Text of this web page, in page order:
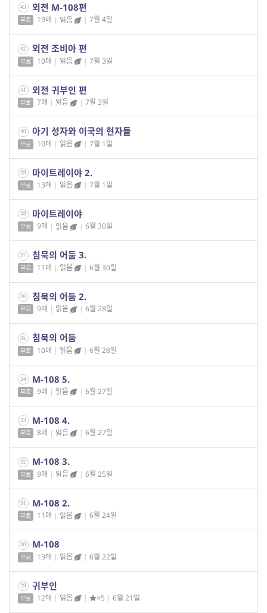
43 외전 M-108편
무료 19매 | 읽음 | 7월 4일
42 외전 조비아 편
무료 10매 | 읽음 | 7월 3일
41 외전 귀부인 편
무료 7매 | 읽음 | 7월 3일
40 아기 성자와 이국의 현자들
무료 10매 | 읽음 | 7월 1일
39 마이트레이야 2.
무료 13매 | 읽음 | 7월 1일
38 마이트레이야
무료 9매 | 읽음 | 6월 30일
37 침묵의 어둠 3.
무료 11매 | 읽음 | 6월 30일
36 침묵의 어둠 2.
무료 9매 | 읽음 | 6월 28일
35 침묵의 어둠
무료 10매 | 읽음 | 6월 28일
34 M-108 5.
무료 9매 | 읽음 | 6월 27일
33 M-108 4.
무료 8매 | 읽음 | 6월 27일
32 M-108 3.
무료 9매 | 읽음 | 6월 25일
31 M-108 2.
무료 11매 | 읽음 | 6월 24일
30 M-108
무료 13매 | 읽음 | 6월 22일
29 귀부인
무료 12매 | 읽음 | ×5 | 6월 21일